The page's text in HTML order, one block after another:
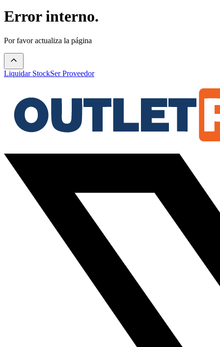
Error interno.
Por favor actualiza la página
Liquidar StockSer Proveedor